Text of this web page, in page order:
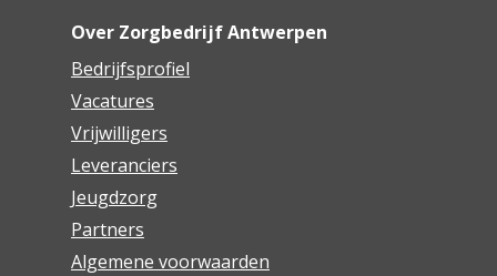
Over Zorgbedrijf Antwerpen
Bedrijfsprofiel
Vacatures
Vrijwilligers
Leveranciers
Jeugdzorg
Partners
Algemene voorwaarden